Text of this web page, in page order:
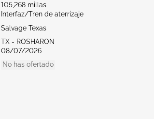
105,268 millas
Interfaz/Tren de aterrizaje
Salvage Texas
TX - ROSHARON
08/07/2026
No has ofertado